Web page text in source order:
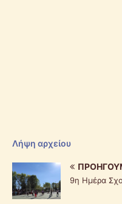
Λήψη αρχείου
9η Ημέρα